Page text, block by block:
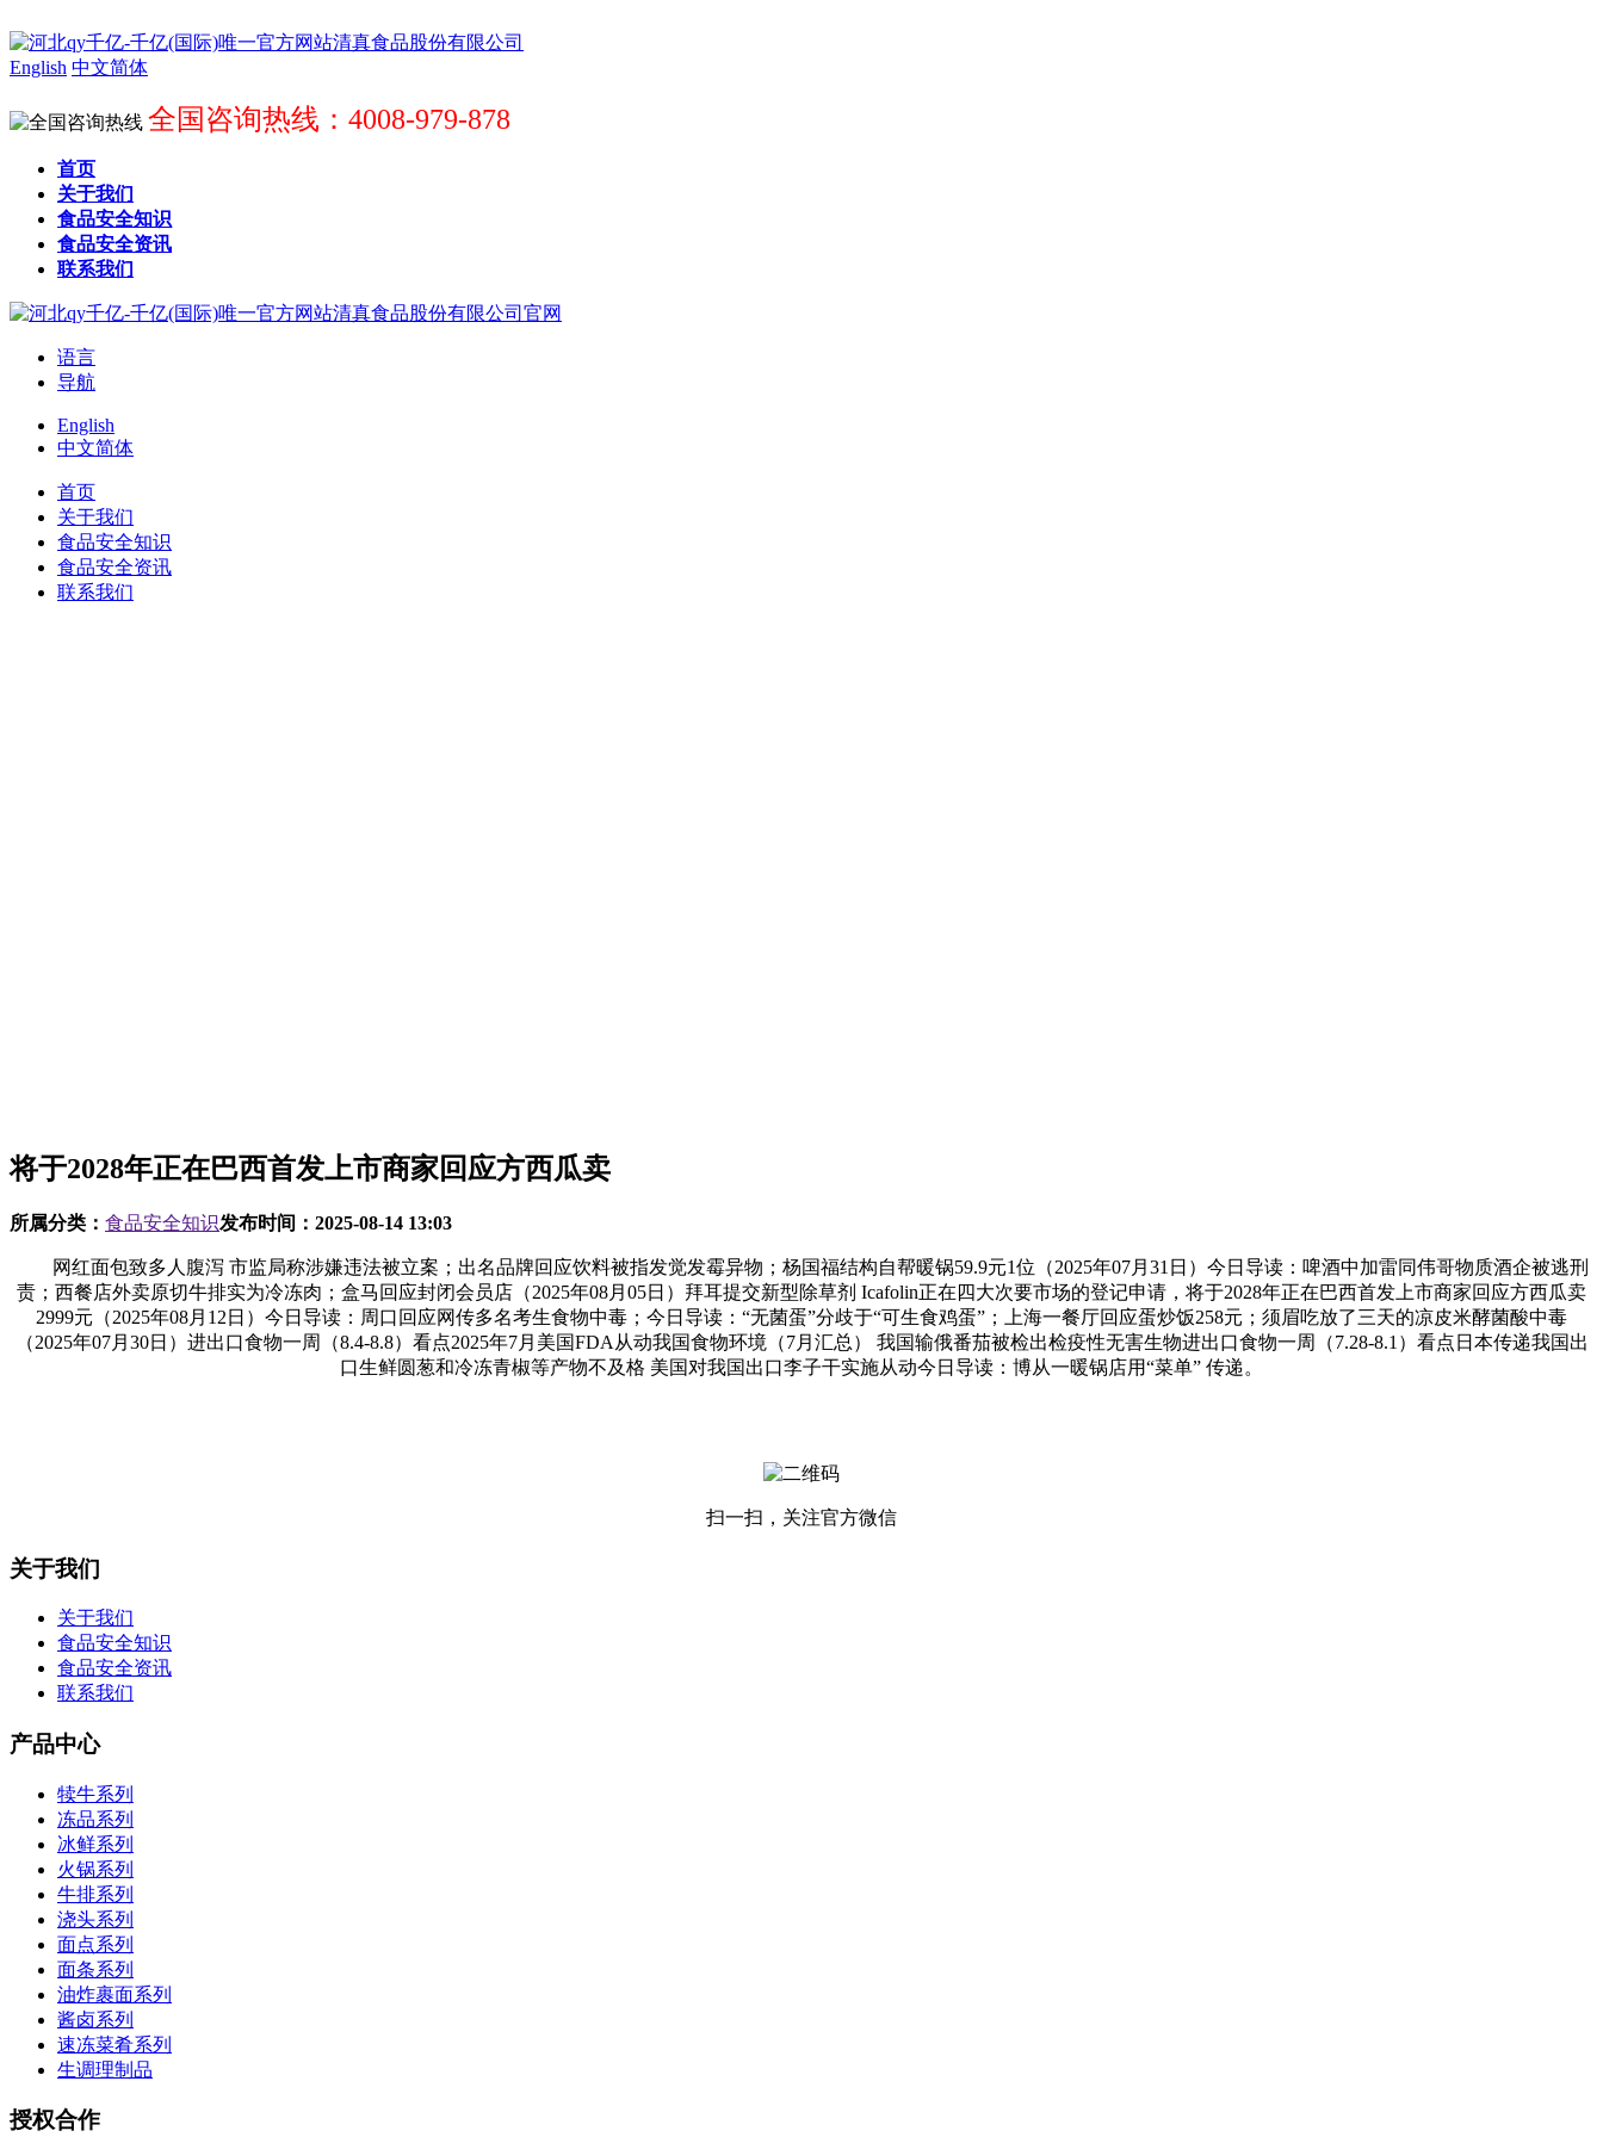
English 中文简体
全国咨询热线：4008-979-878
首页
关于我们
食品安全知识
食品安全资讯
联系我们
语言
导航
English
中文简体
首页
关于我们
食品安全知识
食品安全资讯
联系我们
将于2028年正在巴西首发上市商家回应方西瓜卖
所属分类： 食品安全知识发布时间： 2025-08-14 13:03
网红面包致多人腹泻 市监局称涉嫌违法被立案；出名品牌回应饮料被指发觉发霉异物；杨国福结构自帮暖锅59.9元1位（2025年07月31日）今日导读：啤酒中加雷同伟哥物质酒企被逃刑
责；西餐店外卖原切牛排实为冷冻肉；盒马回应封闭会员店（2025年08月05日）拜耳提交新型除草剂 Icafolin正在四大次要市场的登记申请，将于2028年正在巴西首发上市商家回应方西瓜卖
2999元（2025年08月12日）今日导读：周口回应网传多名考生食物中毒；今日导读：“无菌蛋”分歧于“可生食鸡蛋”；上海一餐厅回应蛋炒饭258元；须眉吃放了三天的凉皮米酵菌酸中毒
（2025年07月30日）进出口食物一周（8.4-8.8）看点2025年7月美国FDA从动我国食物环境（7月汇总） 我国输俄番茄被检出检疫性无害生物进出口食物一周（7.28-8.1）看点日本传递我国出
口生鲜圆葱和冷冻青椒等产物不及格 美国对我国出口李子干实施从动今日导读：博从一暖锅店用“菜单” 传递。
扫一扫，关注官方微信
关于我们
关于我们
食品安全知识
食品安全资讯
联系我们
产品中心
犊牛系列
冻品系列
冰鲜系列
火锅系列
牛排系列
浇头系列
面点系列
面条系列
油炸裹面系列
酱卤系列
速冻菜肴系列
生调理制品
授权合作